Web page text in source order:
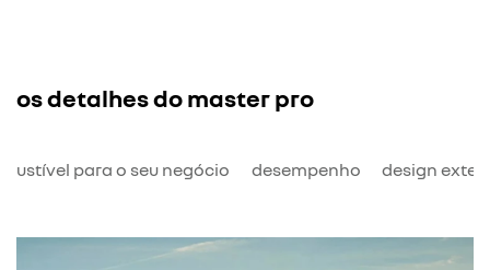
os detalhes do master pro
para o seu negócio desempenho design